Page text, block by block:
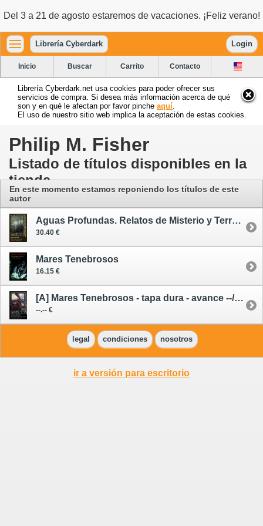
Del 3 a 21 de agosto estaremos de vacaciones. ¡Feliz verano!
Librería Cyberdark Login
Inicio Buscar Carrito Contacto
Librería Cyberdark.net usa cookies para poder ofrecer sus
servicios de compra. Si desea más información acerca de qué
son y en qué le afectan por favor pinche aquí
El uso de nuestro sitio web implica la aceptación de estas cookies.
Philip M. Fisher
Listado de títulos disponibles en la
tienda
En este momento estamos reponiendo los títulos de este
autor
Aguas Profundas. Relatos de Misterio y Terror en el Mar
30.40 €
Mares Tenebrosos
16.15 €
[A] Mares Tenebrosos - tapa dura - avance --/09/26
--.-- €
legal condiciones nosotros
ir a versión para escritorio